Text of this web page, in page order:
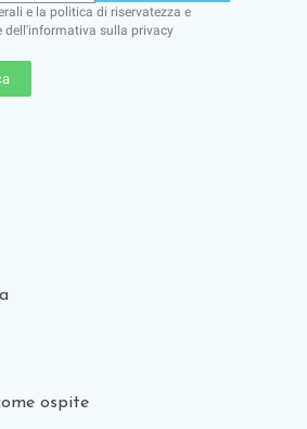
e la politica di riservatezza e
dell'informativa sulla privacy
ospite